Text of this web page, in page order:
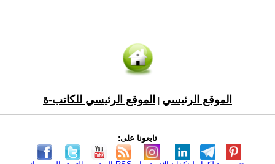
الموقع الرئيسي الموقع الرئيسي للكاتب-ة
تابعونا على: